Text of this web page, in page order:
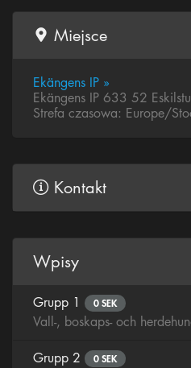
Miejsce
Ekängens IP »
Ekängens IP 633 52
Strefa czasowa: Europe/
Kontakt
Wpisy
Grupp 1 0 SEK
Vall-, boskaps- och
Grupp 2 0 SEK